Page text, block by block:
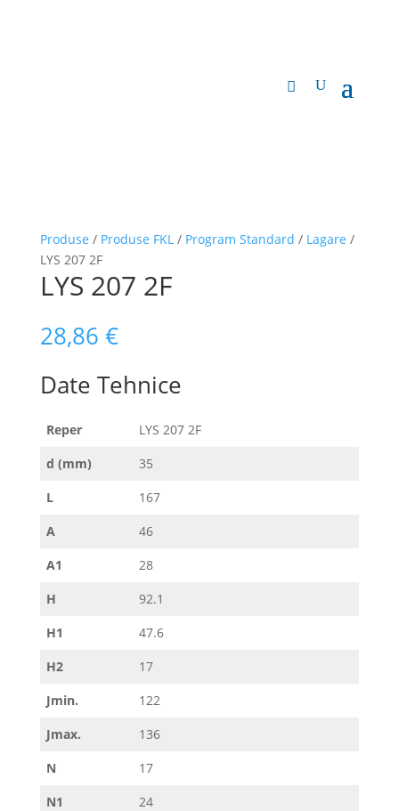
Produse / Produse FKL/ Program Standard / Lagare /
LYS 207 2F
LYS 207 2F
28,86 €
Date Tehnice
Reper
LYS 207 2F
d (mm)
35
L
167
A
46
A1
28
H
92.1
H1
47.6
H2
17
Jmin.
122
Jmax.
136
N
17
N1
24